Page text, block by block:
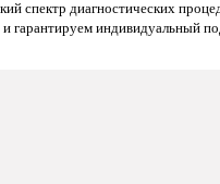
спектр диагностических
гарантируем индивидуальный